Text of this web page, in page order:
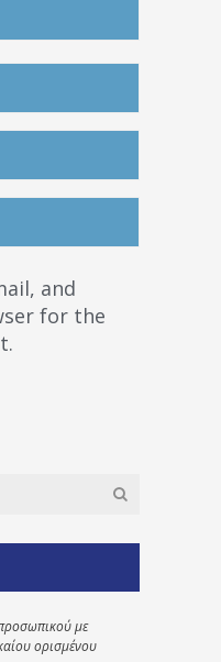
and
for the
με
ορισμένου